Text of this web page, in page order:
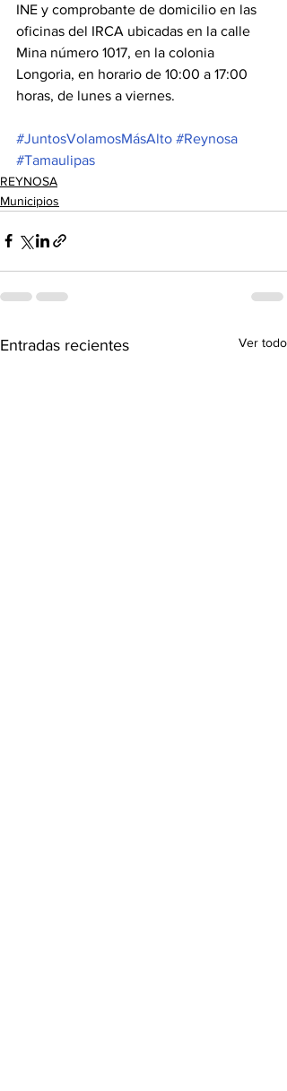
INE y comprobante de domicilio en las
oficinas del IRCA ubicadas en la calle
Mina número 1017, en la colonia
Longoria, en horario de 10:00 a 17:00
horas, de lunes a viernes.
#JuntosVolamosMásAlto #Reynosa
#Tamaulipas
REYNOSA
Municipios
Entradas recientes Ver todo